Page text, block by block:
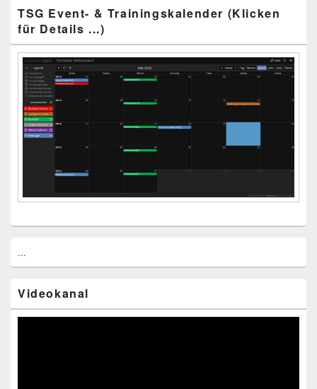
TSG Event- & Trainingskalender (Klicken
für Details ...)
...
Videokanal